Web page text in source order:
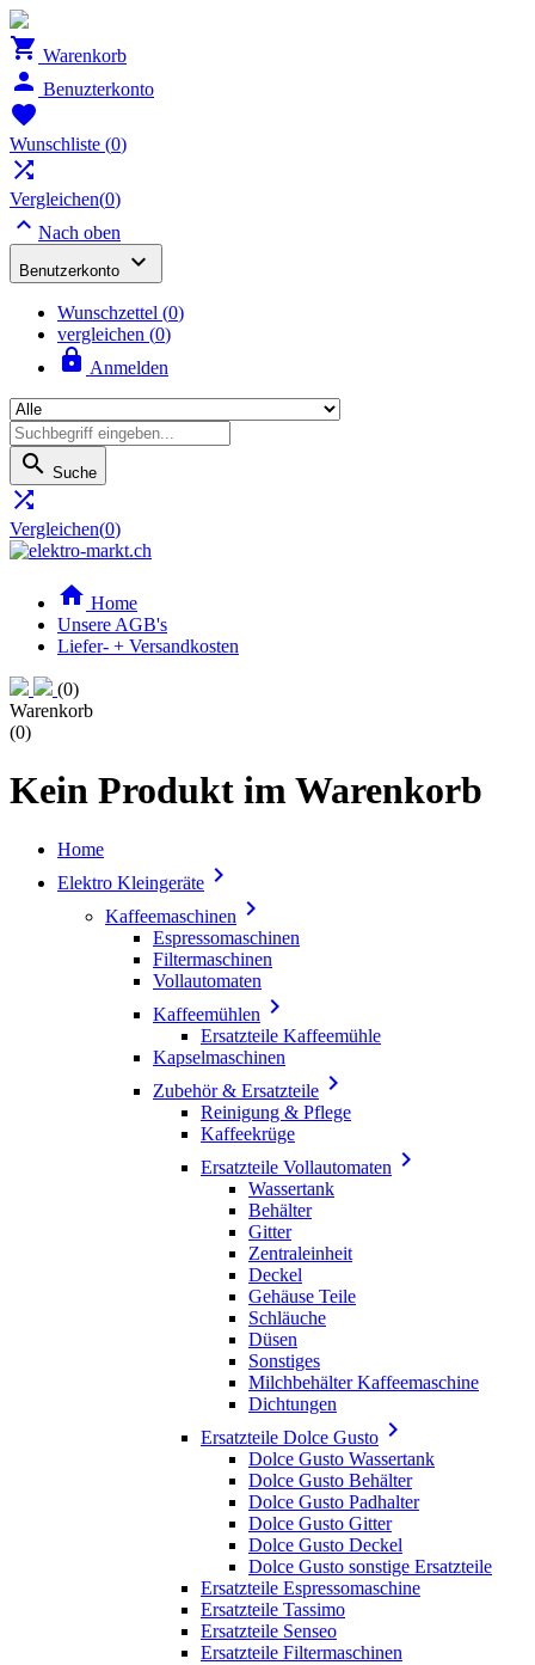
 Warenkorb
 Benuzterkonto

Wunschliste (0)

Vergleichen(0)
 Nach oben
Benutzerkonto 
Wunschzettel (0)
vergleichen (0)
 Anmelden
 Suche

Vergleichen(0)
 Home
Unsere AGB's
Liefer- + Versandkosten
(0)
Warenkorb
(0)
Kein Produkt im Warenkorb
Home
Elektro Kleingeräte 
Kaffeemaschinen 
Espressomaschinen
Filtermaschinen
Vollautomaten
Kaffeemühlen 
Ersatzteile Kaffeemühle
Kapselmaschinen
Zubehör & Ersatzteile 
Reinigung & Pflege
Kaffeekrüge
Ersatzteile Vollautomaten 
Wassertank
Behälter
Gitter
Zentraleinheit
Deckel
Gehäuse Teile
Schläuche
Düsen
Sonstiges
Milchbehälter Kaffeemaschine
Dichtungen
Ersatzteile Dolce Gusto 
Dolce Gusto Wassertank
Dolce Gusto Behälter
Dolce Gusto Padhalter
Dolce Gusto Gitter
Dolce Gusto Deckel
Dolce Gusto sonstige Ersatzteile
Ersatzteile Espressomaschine
Ersatzteile Tassimo
Ersatzteile Senseo
Ersatzteile Filtermaschinen